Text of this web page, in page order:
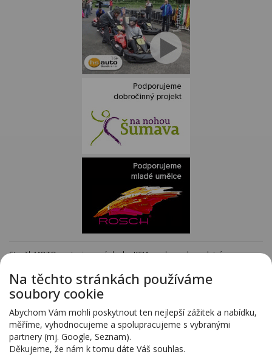
Staněk MOTO - autorizovaný dealer KTM - e-shop s kompletním
Předváděcí vozy - kompletní nabídka na specializovaných stránkách
www.predvadeci-vozy.cz
Vozy 4x4 a vozy SUV - kompletní nabídka na specializovaných stránkách
www.4x4-suv.cz
Firma HS Auto Staněk s.r.o. si vyhrazuje právo změny vyplývající z chyby
zadání.
Na těchto stránkách používáme
soubory cookie
Abychom Vám mohli poskytnout ten nejlepší zážitek a nabídku,
měříme, vyhodnocujeme a spolupracujeme s vybranými
partnery (mj. Google, Seznam).
Děkujeme, že nám k tomu dáte Váš souhlas.